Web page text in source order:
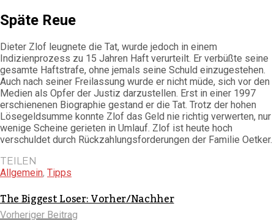
Späte Reue
Dieter Zlof leugnete die Tat, wurde jedoch in einem
Indizienprozess zu 15 Jahren Haft verurteilt. Er verbüßte seine
gesamte Haftstrafe, ohne jemals seine Schuld einzugestehen.
Auch nach seiner Freilassung wurde er nicht müde, sich vor den
Medien als Opfer der Justiz darzustellen. Erst in einer 1997
erschienenen Biographie gestand er die Tat. Trotz der hohen
Lösegeldsumme konnte Zlof das Geld nie richtig verwerten, nur
wenige Scheine gerieten in Umlauf. Zlof ist heute hoch
verschuldet durch Rückzahlungsforderungen der Familie Oetker.
TEILEN
Allgemein, Tipps
The Biggest Loser: Vorher/Nachher
Vorheriger Beitrag